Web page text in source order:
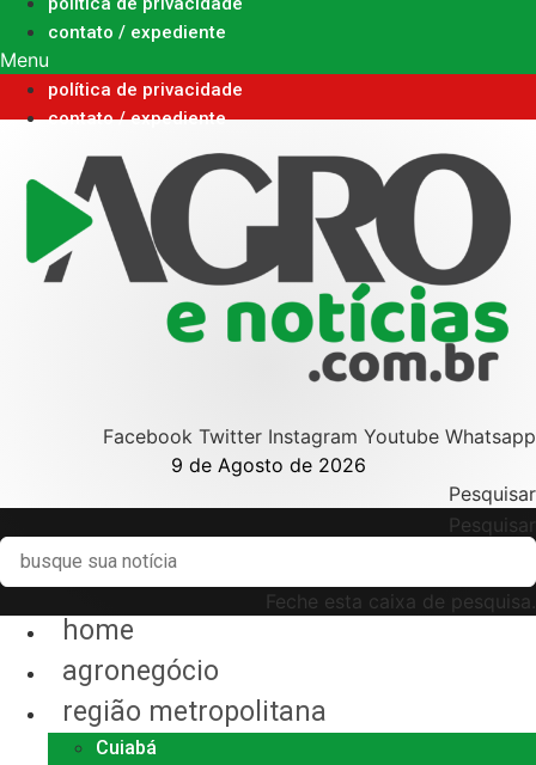
para
o
conteúdo
contato / expediente
Menu
política de privacidade
contato / expediente
Facebook Twitter Instagram Youtube Whatsapp
9 de Agosto de 2026
Pesquisar
Pesquisar
Feche esta caixa de pesquisa.
home
agronegócio
região metropolitana
Cuiabá